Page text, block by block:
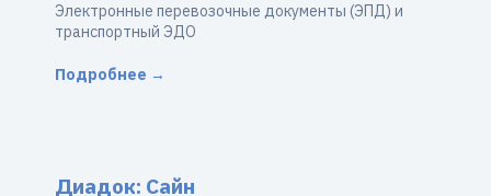
Электронные перевозочные документы (ЭПД) и
транспортный ЭДО
Подробнее →
Диадок: Сайн